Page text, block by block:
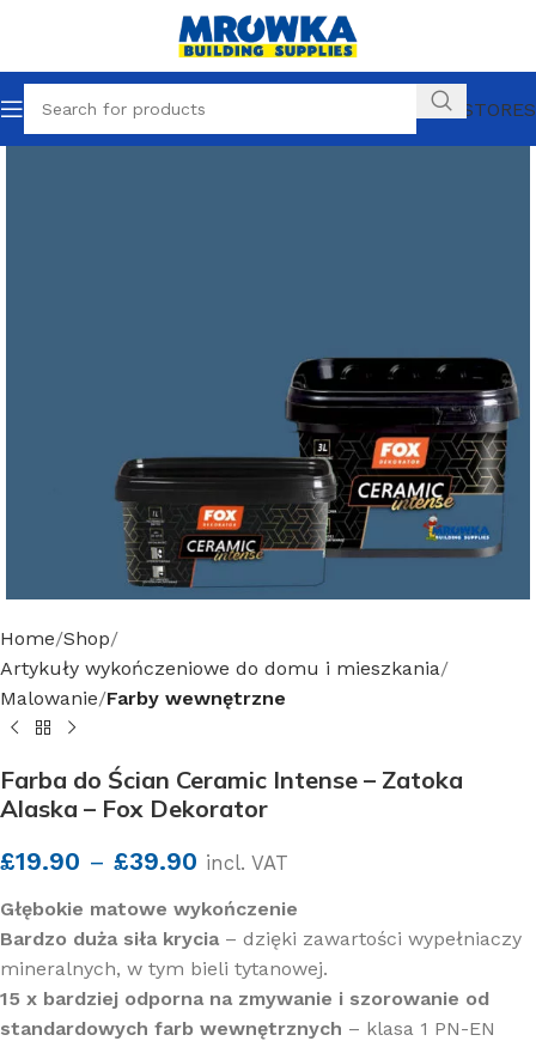
OUR STORES
Home Shop
Artykuły wykończeniowe do domu i mieszkania
Malowanie Farby wewnętrzne
Farba do Ścian Ceramic Intense – Zatoka
Alaska – Fox Dekorator
£19.90 – £39.90 incl. VAT
Głębokie matowe wykończenie
Bardzo duża siła krycia – dzięki zawartości wypełniaczy
mineralnych, w tym bieli tytanowej.
15 x bardziej odporna na zmywanie i szorowanie od
standardowych farb wewnętrznych – klasa 1 PN-EN